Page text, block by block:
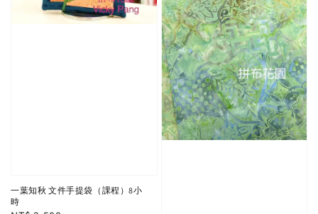
一葉知秋 文件手提袋（課程）8小
時